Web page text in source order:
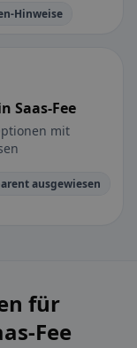
Hinweise
Saas-Fee
mit
ausgewiesen
für
Fee